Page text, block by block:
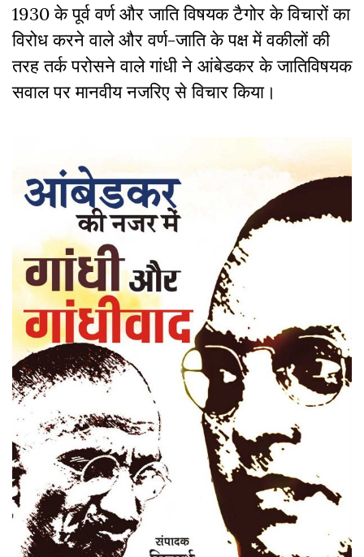
1930 के पूर्व वर्ण और जाति विषयक टैगोर के विचारों का
विरोध करने वाले और वर्ण-जाति के पक्ष में वकीलों की
तरह तर्क परोसने वाले गांधी ने आंबेडकर के जातिविषयक
सवाल पर मानवीय नजरिए से विचार किया।